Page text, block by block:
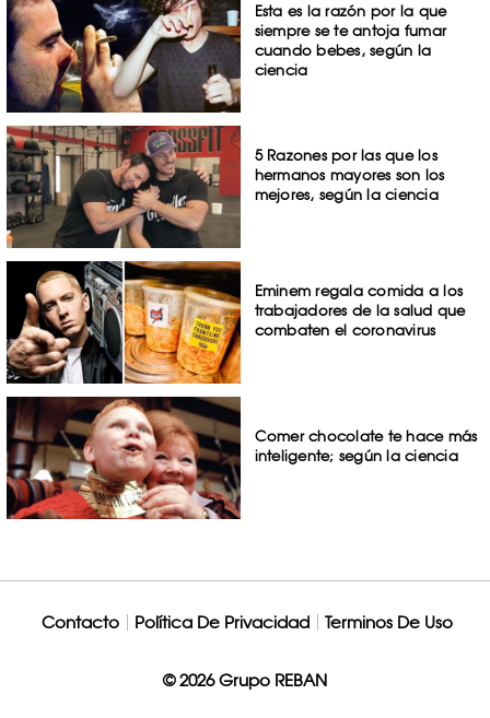
Esta es la razón por la que
siempre se te antoja fumar
cuando bebes, según la
ciencia
5 Razones por las que los
hermanos mayores son los
mejores, según la ciencia
Eminem regala comida a los
trabajadores de la salud que
combaten el coronavirus
Comer chocolate te hace más
inteligente; según la ciencia
Contacto Política De Privacidad Terminos De Uso
© 2026 Grupo REBAN